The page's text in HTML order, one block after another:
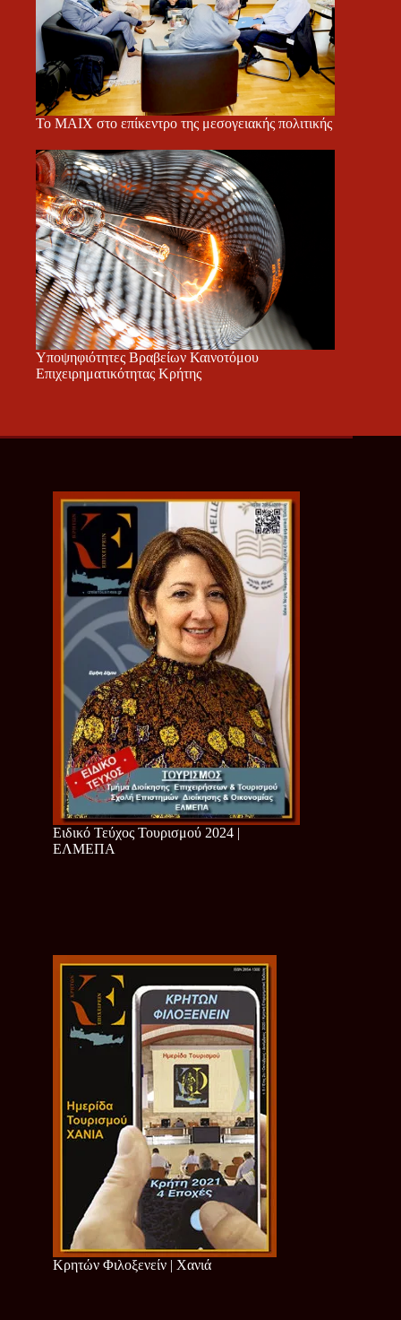
Το ΜΑΙΧ στο επίκεντρο της μεσογειακής πολιτικής
Υποψηφιότητες Βραβείων Καινοτόμου
Επιχειρηματικότητας Κρήτης
Ειδικό Τεύχος Τουρισμού 2024 |
ΕΛΜΕΠΑ
Κρητών Φιλοξενείν | Χανιά